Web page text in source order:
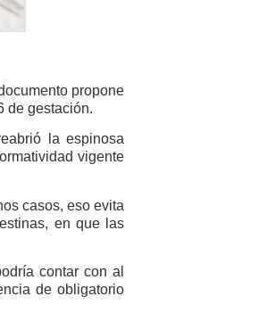
propone
de gestación.
la espinosa
vigente
casos, eso evita
en que las
contar con al
de obligatorio